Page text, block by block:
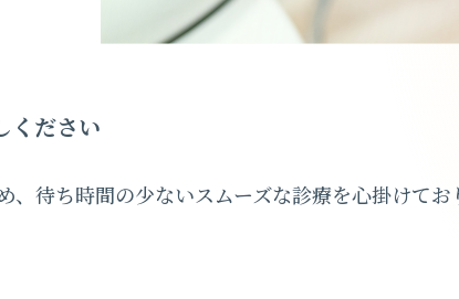
ください
、待ち時間の少ないスムーズな診療を心掛けてお